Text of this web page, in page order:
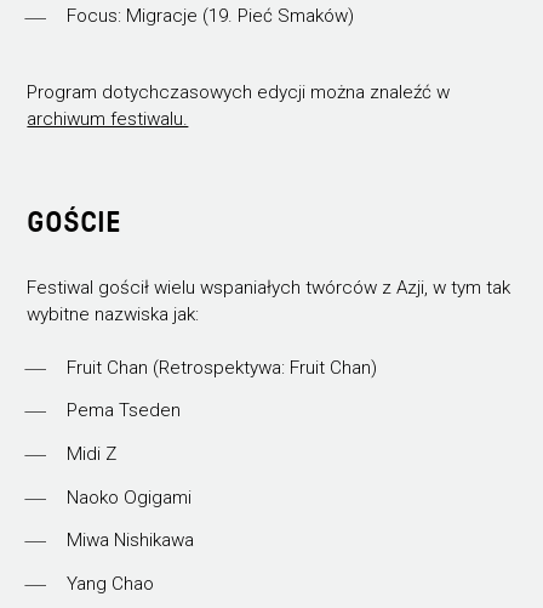
Focus: Migracje (19. Pieć Smaków)
Program dotychczasowych edycji można znaleźć w
archiwum festiwalu.
GOŚCIE
Festiwal gościł wielu wspaniałych twórców z Azji, w tym tak
wybitne nazwiska jak:
Fruit Chan (Retrospektywa: Fruit Chan)
Pema Tseden
Midi Z
Naoko Ogigami
Miwa Nishikawa
Yang Chao